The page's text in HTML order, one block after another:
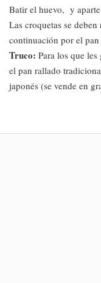
Batir el huevo, y
Las croquetas se
continuación por el
Truco: Para los que
el pan rallado
japonés (se vende en